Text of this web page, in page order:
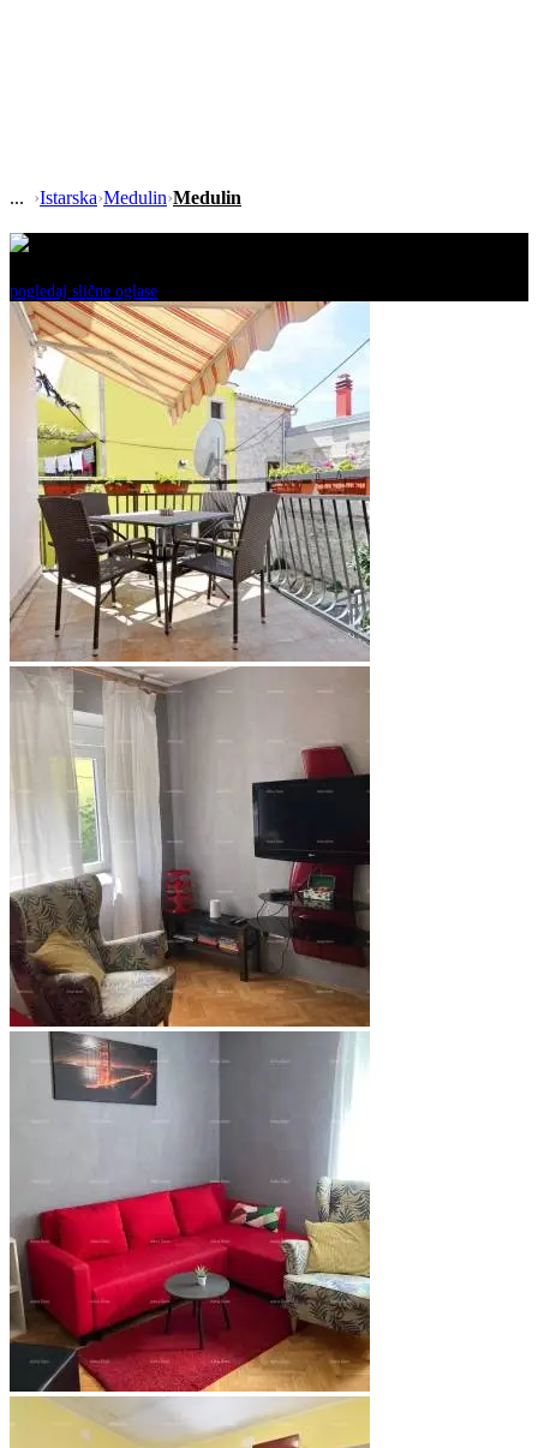
›Istarska›Medulin›Medulin
pogledaj slične oglase